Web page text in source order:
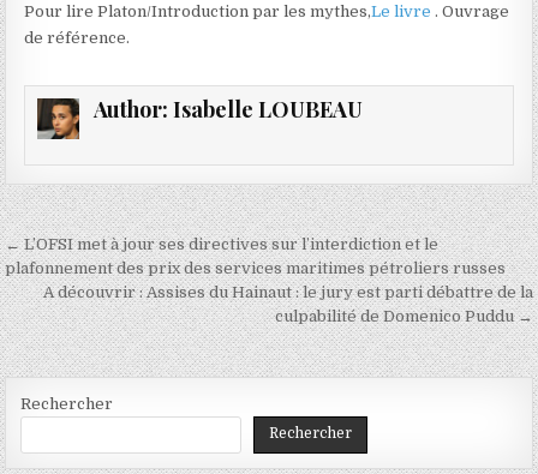
Pour lire Platon/Introduction par les mythes,Le livre . Ouvrage
de référence.
Author: Isabelle LOUBEAU
Navigation
de
l’article
← L’OFSI met à jour ses directives sur l’interdiction et le
plafonnement des prix des services maritimes pétroliers russes
A découvrir : Assises du Hainaut : le jury est parti débattre de la
culpabilité de Domenico Puddu →
Rechercher
Rechercher